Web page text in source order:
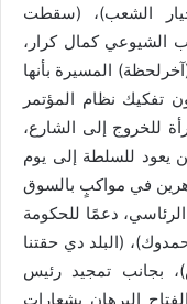
الشعب)، (سقطت
الشيوعي كمال كرار،
المسيرة بأنها
تفكيك نظام المؤتمر
للخروج إلى الشارع،
يعود للسلطة إلى يوم
في مواكبٍ بالسوق
دعمًا للحكومة
(البلد دي حقتنا
بجانب تمجيد رئيس
البرهان بشعارات